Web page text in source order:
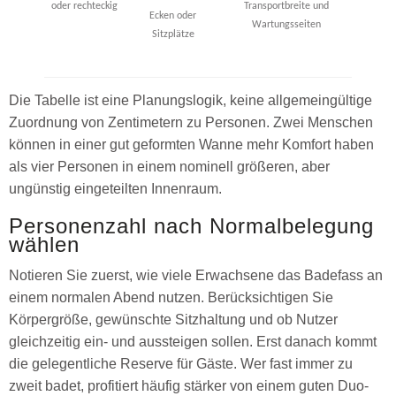
oder rechteckig
Ecken oder
Sitzplätze
Transportbreite und
Wartungsseiten
Die Tabelle ist eine Planungslogik, keine allgemeingültige
Zuordnung von Zentimetern zu Personen. Zwei Menschen
können in einer gut geformten Wanne mehr Komfort haben
als vier Personen in einem nominell größeren, aber
ungünstig eingeteilten Innenraum.
Personenzahl nach Normalbelegung
wählen
Notieren Sie zuerst, wie viele Erwachsene das Badefass an
einem normalen Abend nutzen. Berücksichtigen Sie
Körpergröße, gewünschte Sitzhaltung und ob Nutzer
gleichzeitig ein- und aussteigen sollen. Erst danach kommt
die gelegentliche Reserve für Gäste. Wer fast immer zu
zweit badet, profitiert häufig stärker von einem guten Duo-